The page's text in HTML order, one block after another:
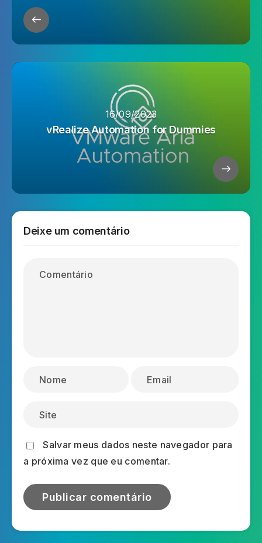
16/09/2023
vRealize Automation for Dummies
Deixe um comentário
Salvar meus dados neste navegador para
a próxima vez que eu comentar.